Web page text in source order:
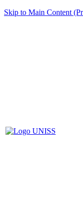
Skip to Main Content